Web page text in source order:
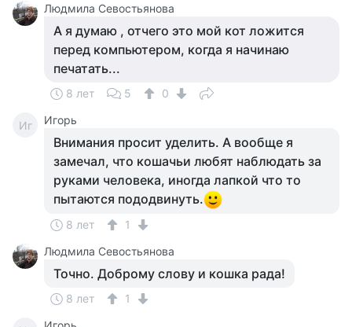
Людмила Севостьянова
А я думаю , отчего это мой кот ложится
перед компьютером, когда я начинаю
печатать...
8 лет 5 0
Иг Игорь
Внимания просит уделить. А вообще я
замечал, что кошачьи любят наблюдать за
руками человека, иногда лапкой что то
пытаются пододвинуть.
8 лет
1
Людмила Севостьянова
Точно. Доброму слову и кошка рада!
8 лет 1